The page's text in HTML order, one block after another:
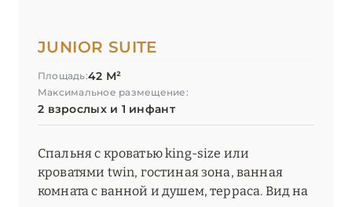
JUNIOR SUITE
Площадь:42 М²
Максимальное размещение:
2 взрослых и 1 инфант
Спальня с кроватью king-size или
кроватями twin, гостиная зона, ванная
комната с ванной и душем, терраса. Вид на